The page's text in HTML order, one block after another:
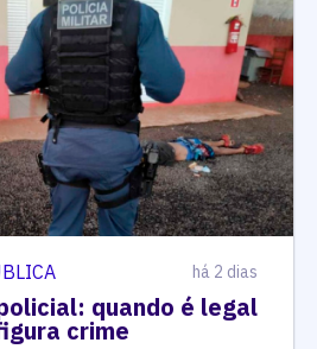
há 2 dias
quando é legal
crime